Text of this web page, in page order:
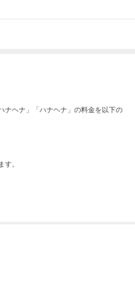
ナヘナ」「ハナヘナ」の料金を以下の
。